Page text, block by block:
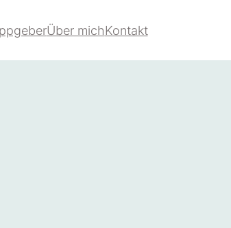
Über michKontakt